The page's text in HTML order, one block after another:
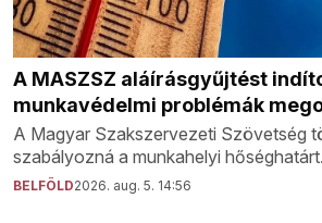
A MASZSZ aláírásgyűjtést
munkavédelmi problémák
A Magyar Szakszervezeti Szövetség
szabályozná a munkahelyi hőséghatárt.
BELFÖLD2026. aug. 5. 14:56